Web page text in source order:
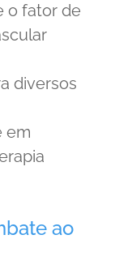
o fator de
diversos
em
ao